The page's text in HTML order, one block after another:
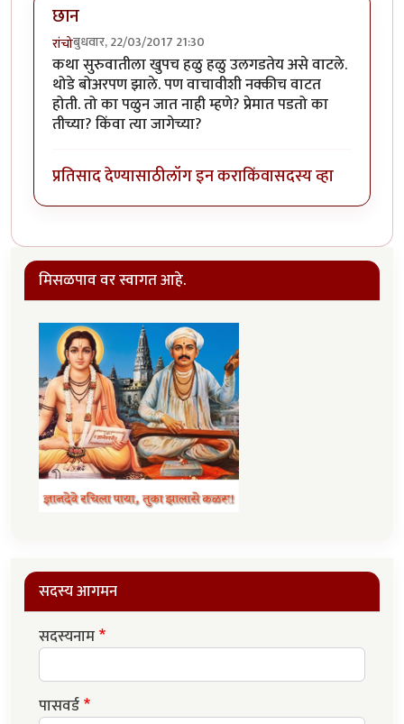
छान
रांचोबुधवार, 22/03/2017 21:30
कथा सुरुवातीला खुपच हळु हळु उलगडतेय असे वाटले.
थोडे बोअरपण झाले. पण वाचावीशी नक्कीच वाटत
होती. तो का पळुन जात नाही म्हणे? प्रेमात पडतो का
तीच्या? किंवा त्या जागेच्या?
प्रतिसाद देण्यासाठीलॉग इन कराकिंवासदस्य व्हा
मिसळपाव वर स्वागत आहे.
सदस्य आगमन
सदस्यनाम
पासवर्ड